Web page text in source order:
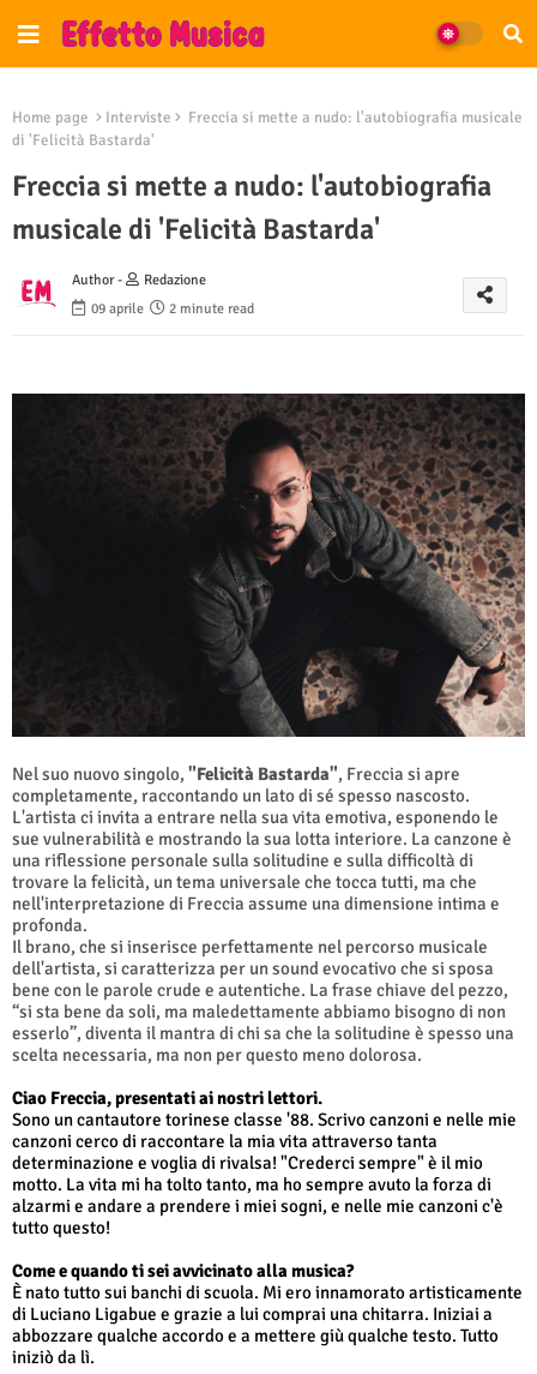
Home page Interviste
Freccia si mette a nudo: l'autobiografia musicale
di 'Felicità Bastarda'
Freccia si mette a nudo: l'autobiografia
musicale di 'Felicità Bastarda'
Author -
Redazione
09 aprile
2 minute read
Nel suo nuovo singolo, "Felicità Bastarda", Freccia si apre
completamente, raccontando un lato di sé spesso nascosto.
L'artista ci invita a entrare nella sua vita emotiva, esponendo le
sue vulnerabilità e mostrando la sua lotta interiore. La canzone è
una riflessione personale sulla solitudine e sulla difficoltà di
trovare la felicità, un tema universale che tocca tutti, ma che
nell'interpretazione di Freccia assume una dimensione intima e
profonda.
Il brano, che si inserisce perfettamente nel percorso musicale
dell'artista, si caratterizza per un sound evocativo che si sposa
bene con le parole crude e autentiche. La frase chiave del pezzo,
“si sta bene da soli, ma maledettamente abbiamo bisogno di non
esserlo”, diventa il mantra di chi sa che la solitudine è spesso una
scelta necessaria, ma non per questo meno dolorosa.
Ciao Freccia, presentati ai nostri lettori.
Sono un cantautore torinese classe '88. Scrivo canzoni e nelle mie
canzoni cerco di raccontare la mia vita attraverso tanta
determinazione e voglia di rivalsa! "Crederci sempre" è il mio
motto. La vita mi ha tolto tanto, ma ho sempre avuto la forza di
alzarmi e andare a prendere i miei sogni, e nelle mie canzoni c'è
tutto questo!
Come e quando ti sei avvicinato alla musica?
È nato tutto sui banchi di scuola. Mi ero innamorato artisticamente
di Luciano Ligabue e grazie a lui comprai una chitarra. Iniziai a
abbozzare qualche accordo e a mettere giù qualche testo. Tutto
iniziò da lì.